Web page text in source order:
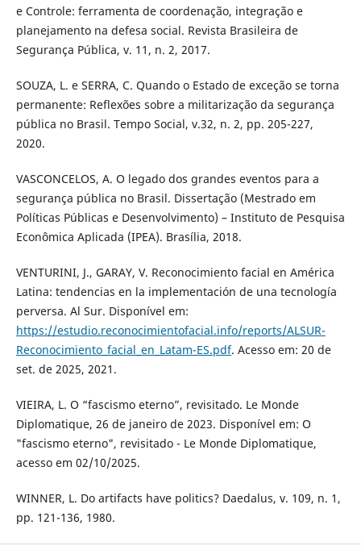
e Controle: ferramenta de coordenação, integração e
planejamento na defesa social. Revista Brasileira de
Segurança Pública, v. 11, n. 2, 2017.
SOUZA, L. e SERRA, C. Quando o Estado de exceção se torna
permanente: Reflexões sobre a militarização da segurança
pública no Brasil. Tempo Social, v.32, n. 2, pp. 205-227,
2020.
VASCONCELOS, A. O legado dos grandes eventos para a
segurança pública no Brasil. Dissertação (Mestrado em
Políticas Públicas e Desenvolvimento) – Instituto de Pesquisa
Econômica Aplicada (IPEA). Brasília, 2018.
VENTURINI, J., GARAY, V. Reconocimiento facial en América
Latina: tendencias en la implementación de una tecnología
perversa. Al Sur. Disponível em:
https://estudio.reconocimientofacial.info/reports/ALSUR-
Reconocimiento_facial_en_Latam-ES.pdf. Acesso em: 20 de
set. de 2025, 2021.
VIEIRA, L. O “fascismo eterno”, revisitado. Le Monde
Diplomatique, 26 de janeiro de 2023. Disponível em: O
"fascismo eterno", revisitado - Le Monde Diplomatique,
acesso em 02/10/2025.
WINNER, L. Do artifacts have politics? Daedalus, v. 109, n. 1,
pp. 121-136, 1980.